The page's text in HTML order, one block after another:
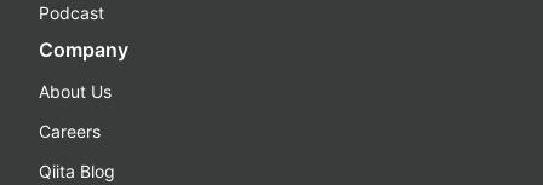
Podcast
Company
About Us
Careers
Qiita Blog